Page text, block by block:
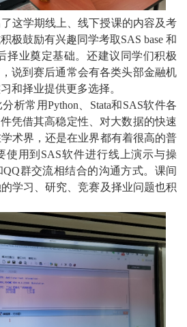
这学期线上、线下授课的内容及考
极鼓励有兴趣同学考取SAS base 和
择业奠定基础。还建议同学们积极
说到赛后通常会有各类头部金融机
和择业提供更多选择。
分析常用Python Stata和SAS软件各
凭借其高稳定性、对大数据的快速
术界，还是在业界都有着很高的普
使用到 SAS软件进行线上演示与操
QQ群交流相结合的沟通方式。课间
学习、研究、竞赛及择业问题也积